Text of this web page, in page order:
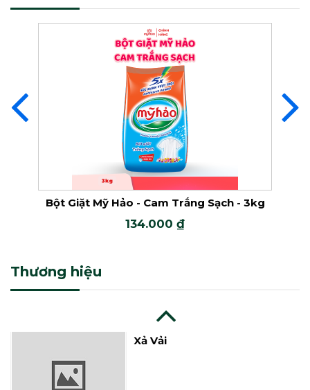
Bột Giặt Mỹ Hảo - Cam Trắng Sạch - 3kg
134.000 ₫
Thương hiệu
Nước Tẩy Javel
Nước Tẩy
Xả Vải